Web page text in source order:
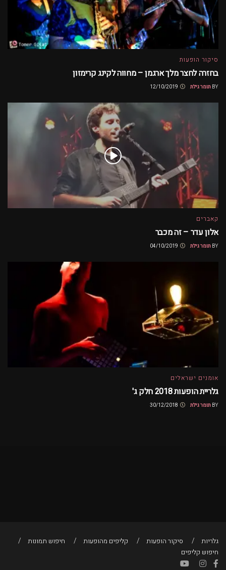
סיקור הופעות
בחזרה לחצר מלך ארגמן – מחווה לקינג קרימזון
BY תומר גילת
קאברים
אלון עדר – זה מכבר
BY תומר גילת
אומנים ישראלים
גלריית הופעות 2018 חלק ג'
BY תומר גילת
גלריות סיקור הופעות קליפים מהופעות
חיפוש תמונות
חיפוש קליפים